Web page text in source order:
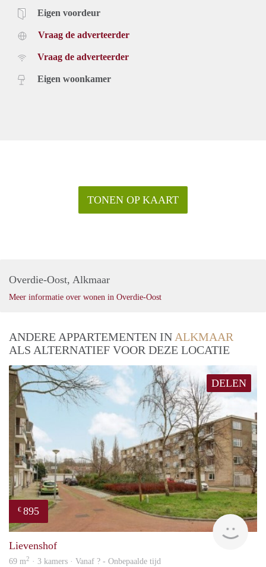
Eigen voordeur
Vraag de adverteerder
Vraag de adverteerder
Eigen woonkamer
TONEN OP KAART
Overdie-Oost, Alkmaar
Meer informatie over wonen in Overdie-Oost
ANDERE APPARTEMENTEN IN ALKMAAR
ALS ALTERNATIEF VOOR DEZE LOCATIE
DELEN
€ 895
rent
Lievenshof
69 m2 · 3 kamers · Vanaf ? - Onbepaalde tijd